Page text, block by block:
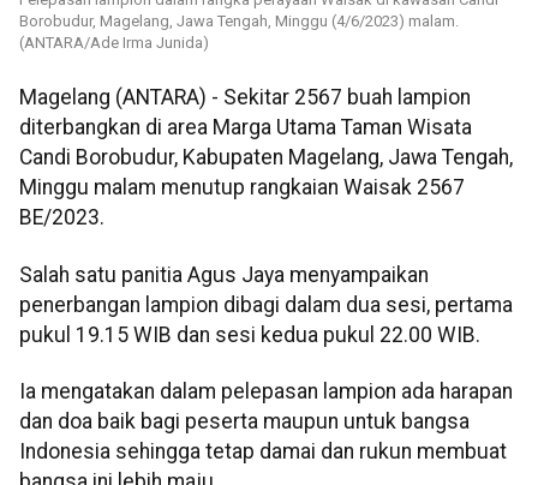
Borobudur, Magelang, Jawa Tengah, Minggu (4/6/2023) malam.
(ANTARA/Ade Irma Junida)
Magelang (ANTARA) - Sekitar 2567 buah lampion
diterbangkan di area Marga Utama Taman Wisata
Candi Borobudur, Kabupaten Magelang, Jawa Tengah,
Minggu malam menutup rangkaian Waisak 2567
BE/2023.
Salah satu panitia Agus Jaya menyampaikan
penerbangan lampion dibagi dalam dua sesi, pertama
pukul 19.15 WIB dan sesi kedua pukul 22.00 WIB.
Ia mengatakan dalam pelepasan lampion ada harapan
dan doa baik bagi peserta maupun untuk bangsa
Indonesia sehingga tetap damai dan rukun membuat